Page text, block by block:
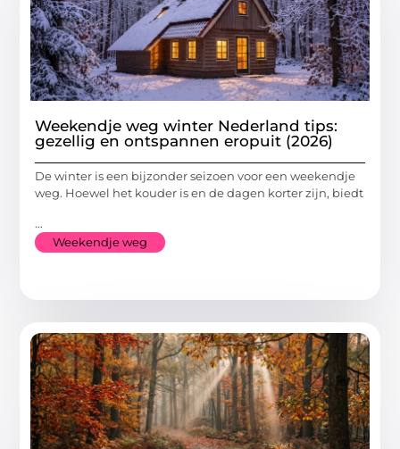
Weekendje weg winter Nederland tips:
gezellig en ontspannen eropuit (2026)
De winter is een bijzonder seizoen voor een weekendje
weg. Hoewel het kouder is en de dagen korter zijn, biedt
...
Weekendje weg